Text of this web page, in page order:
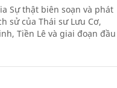
Sự thật biên soạn và phát
sử của Thái sư Lưu Cơ,
Tiền Lê và giai đoạn đầu